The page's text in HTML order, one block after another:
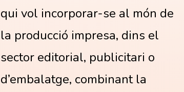
qui vol incorporar-se al món de
la producció impresa, dins el
sector editorial, publicitari o
d’embalatge, combinant la